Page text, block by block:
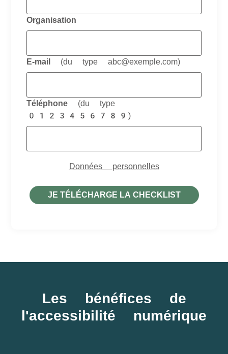
Organisation
E-mail (du type abc@exemple.com)
Téléphone (du type
0123456789)
Données personnelles
JE TÉLÉCHARGE LA CHECKLIST
Les bénéfices de
l'accessibilité numérique